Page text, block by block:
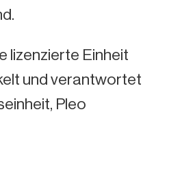
lizenzierte Einheit
und verantwortet
Pleo